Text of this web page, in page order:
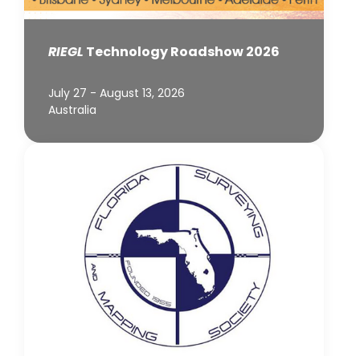
RIEGL Technology Roadshow 2026
July 27 - August 13, 2026
Australia